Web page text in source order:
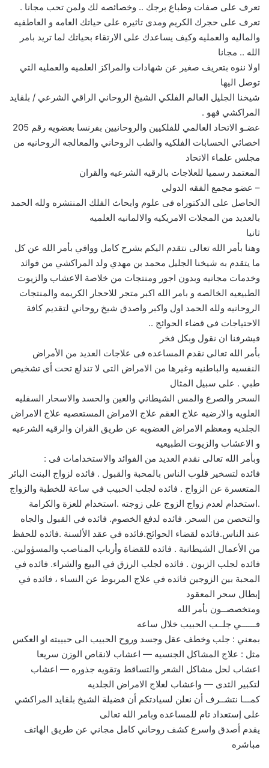
تعرف على صفات وطباع برجك .. وخصائصه لك ولمن تحب مجانا .
تعرف على حجرك الكريم ومدى تاثيره على حياتك العامه و العاطفيه
والماليه والعمليه وكيف يساعدك على الارتقاء بحياتك لما تريد بامر
الله .. مجانا
اولا ننوه بتعريف صغير عن شهادات والمراكز العلميه والعمليه التي
توصل اليها
شيخنا الجليل العالم الفلكي الشيخ الروحاني الراقي الشرعي / بلقايد
المراكشي فهو .
عضـو الاتحاد العالمي للفلكيين والروحانيين بفرنسا بعضويه رقم 205
اخصائي الحسابات الفلكيه والطب الروحاني والمعالجه الروحانيه من
مجلس علماء الاتحاد
المعتمد رسميا للعلاجات بالرقيه الشرعيه والقران
– عضو مجمع الفقه الدولي
الحاصل على الدكتوراه فى علوم وابحاث الفلك المنتشره ولله الحمد
بالعديد من المجلات الامريكيه والالمانيه العلميه
ثانيا
وهنا بأمر الله تعالى نتقدم اليكم بشرح كامل ووافي بأمر الله عن كل
ما يتقدم به شيخنا الجليل محمد بن مهدي ولد المراكشي من فوائد
وخدمات مجانيه وبدون اجور ومنتجات من خلاصة الاعشاب والزيوت
الطبيعيه الخالصه و بامر الله اكبر متجر للاحجار الكريمه والمنتجات
الروحانيه ولله الحمد اول واكبر واصدق شيخ روحاني لتقديم كافة
الاحتياجات فى قضاء الحوائج ..
فيشرفنا ان نقول وبكل فخر
بأمر الله تعالى نقدم المساعده فى علاجات العديد من الأمراض
النفسيه والباطنيه وغيرها من الامراض التى لا تندلع تحت أى تشخيص
طبي . على سبيل المثال
السحر والصرع والمس الشيطاني والعين والحسد والاسحار السفليه
العلويه والارضيه علاج العقم علاج الامراض المستعصيه علاج الامراض
الجلديه ومعظم الامراض العضويه عن طريق القران والرقيه الشرعيه
و الاعشاب والزيوت الطبيعيه
وبأمر الله تعالى نقدم العديد من الفوائد والاستخدامات فى :
فائده لتسخير قلوب الناس بالمحبة والقبول . فائده لزواج البنت البائر
المتعسرة عن الزواج . فائده لجلب الحبيب في ساعة للخطبة والزواج
.استخدام لعدم زواج الزوج علي زوجته .استخدام للعزة والكرامة
والتحصن من السحر. فائده لدفع الخصوم. فائده في القبول والجاه
عند الناس.فائده لقضاء الحوائج.فائده في عقد الألسنة .فائده للحفظ
من الأعمال الشيطانية . فائده للقضاة وأرباب المناصب والمسؤولين.
فائده لجلب الزبون . فائده لجلب الرزق في البيع والشراء. فائده في
المحبة بين الزوجين فائده في علاج المربوط عن النساء ، فائده في
إبطال سحر المعقود
ومتخصصــون بأمر الله
فــــــي جلــب الحبيب خلال ساعه
بمعني : جلب وخطف عقل وجسد وروح الحبيب الى حبيبته او العكس
مثل : علاج المشاكل الجنسيه — اعشاب لانقاص الوزن سريعا
اعشاب لحل مشاكل الشعر والتساقط وتقويه جذوره — اعشاب
لتكبير الثدى — واعشاب لعلاج الامراض الجلديه
كمـــا نتشــرف أن نعلن لسيادتكم أن فضيلة الشيخ بلقايد المراكشي
على إستعداد تام للمساعده وبامر الله تعالى
يقدم أصدق واسرع كشف روحاني كامل مجاني عن طريق الهاتف
مباشره